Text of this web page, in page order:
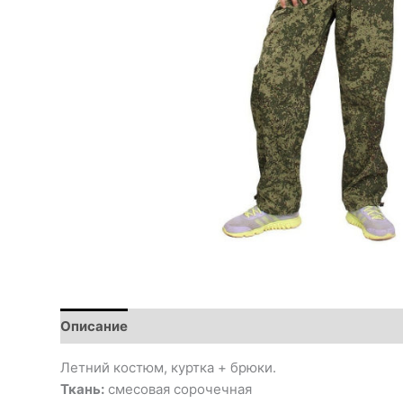
Описание
Летний костюм, куртка + брюки.
Ткань: смесовая сорочечная